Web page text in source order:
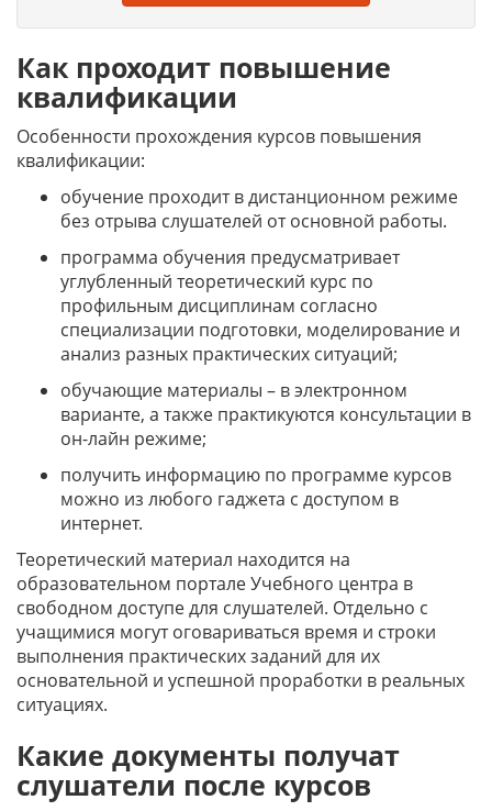
Как проходит повышение
квалификации
Особенности прохождения курсов повышения
квалификации:
обучение проходит в дистанционном режиме
без отрыва слушателей от основной работы.
программа обучения предусматривает
углубленный теоретический курс по
профильным дисциплинам согласно
специализации подготовки, моделирование и
анализ разных практических ситуаций;
обучающие материалы – в электронном
варианте, а также практикуются консультации в
он-лайн режиме;
получить информацию по программе курсов
можно из любого гаджета с доступом в
интернет.
Теоретический материал находится на
образовательном портале Учебного центра в
свободном доступе для слушателей. Отдельно с
учащимися могут оговариваться время и строки
выполнения практических заданий для их
основательной и успешной проработки в реальных
ситуациях.
Какие документы получат
слушатели после курсов